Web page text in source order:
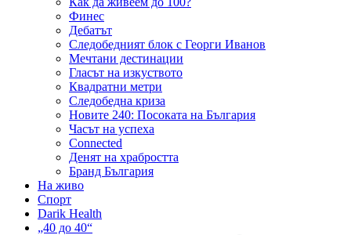
Финес
Дебатът
Следобедният блок с Георги Иванов
Мечтани дестинации
Гласът на изкуството
Квадратни метри
Следобедна криза
Новите 240: Посоката на България
Часът на успеха
Connected
Денят на храбростта
Бранд България
На живо
Спорт
Darik Health
„40 до 40“